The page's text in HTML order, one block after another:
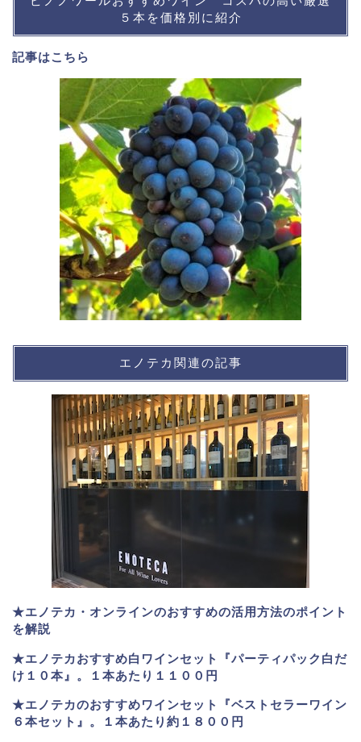
５本を価格別に紹介
記事はこちら
エノテカ関連の記事
★エノテカ・オンラインのおすすめの活用方法のポイント
を解説
★エノテカおすすめ白ワインセット『パーティパック白だ
け１０本』。１本あたり１１００円
★エノテカのおすすめワインセット『ベストセラーワイン
６本セット』。
１本あたり約１８００円